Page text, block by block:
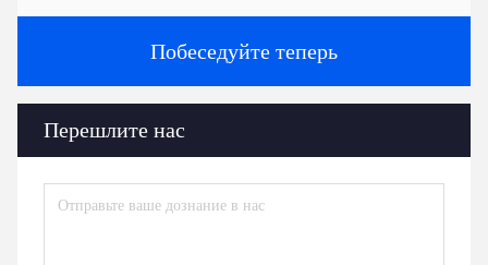
Побеседуйте теперь
Перешлите нас